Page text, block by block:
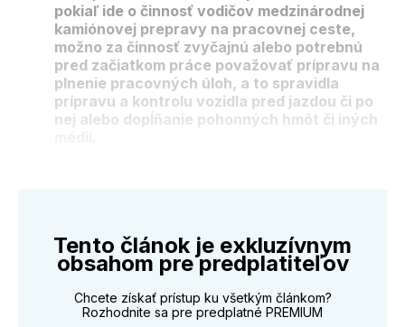
pokiaľ ide o činnosť vodičov medzinárodnej
kamiónovej prepravy na pracovnej ceste,
možno za činnosť zvyčajnú alebo potrebnú
pred začiatkom práce považovať prípravu na
plnenie pracovných úloh, a to spravidla
prípravu a kontrolu vozidla pred jazdou či po
nej alebo dopĺňanie pohonných hmôt či iných
Tento článok je exkluzívnym
obsahom pre predplatiteľov
Chcete získať prístup ku všetkým článkom?
Rozhodnite sa pre predplatné PREMIUM